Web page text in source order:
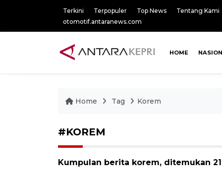
Terkini Terpopuler Top News
Tentang Kami
otomotif.antaranews.com
HOME
Home Tag Korem
#KOREM
Kumpulan berita korem, ditemukan